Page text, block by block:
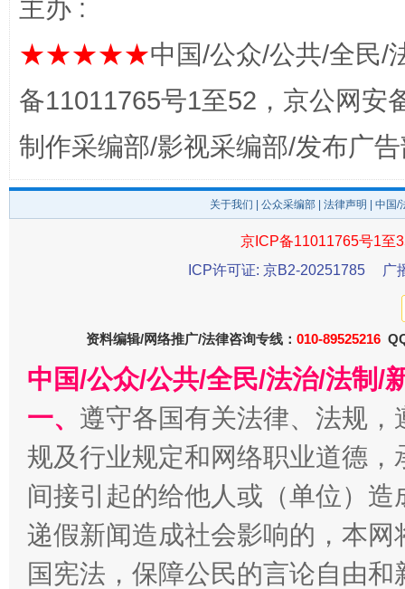
完善运行机制助力责任有效落实
公平竞争审查“十大案例”出炉！ 一纸欠
东山县通报“牛蛙产品抗生素超标问题” 法
主办 :
★★★★★中国/公众/公共/全民/
备11011765号1至52，京公网安
制作采编部/影视采编部/发布广
关于我们 公众采编部 法律声明 | 中国
京ICP备11011765号1至
ICP许可证: 京B2-20251785
广
资料编辑/网络推广/法律咨询专线： 010-89525216
中国/公众/公共/全民/法治/法制/
一、 遵守各国有关法律、法规
规及行业规定和网络职业道德
间接引起的给他人或（单位）
递假新闻造成社会影响的，本
国宪法，保障公民的言论自由